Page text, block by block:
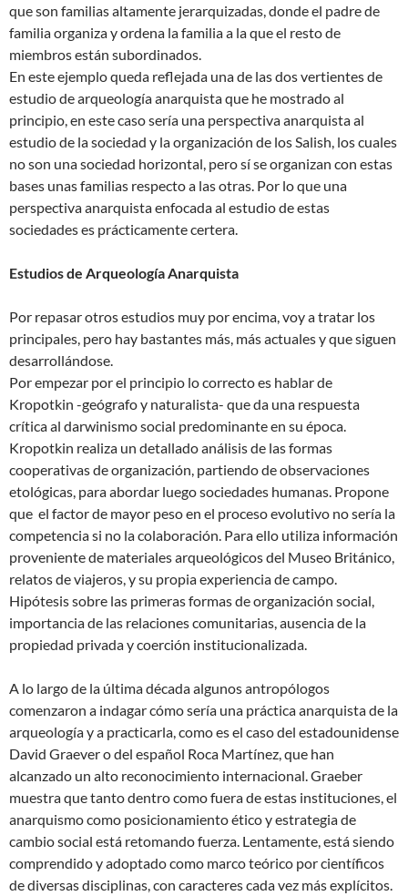
que son familias altamente jerarquizadas, donde el padre de
familia organiza y ordena la familia a la que el resto de
miembros están subordinados.
En este ejemplo queda reflejada una de las dos vertientes de
estudio de arqueología anarquista que he mostrado al
principio, en este caso sería una perspectiva anarquista al
estudio de la sociedad y la organización de los Salish, los cuales
no son una sociedad horizontal, pero sí se organizan con estas
bases unas familias respecto a las otras. Por lo que una
perspectiva anarquista enfocada al estudio de estas
sociedades es prácticamente certera.
Estudios de Arqueología Anarquista
Por repasar otros estudios muy por encima, voy a tratar los
principales, pero hay bastantes más, más actuales y que siguen
desarrollándose.
Por empezar por el principio lo correcto es hablar de
Kropotkin -geógrafo y naturalista- que da una respuesta
crítica al darwinismo social predominante en su época.
Kropotkin realiza un detallado análisis de las formas
cooperativas de organización, partiendo de observaciones
etológicas, para abordar luego sociedades humanas. Propone
que el factor de mayor peso en el proceso evolutivo no sería la
competencia si no la colaboración. Para ello utiliza información
proveniente de materiales arqueológicos del Museo Británico,
relatos de viajeros, y su propia experiencia de campo.
Hipótesis sobre las primeras formas de organización social,
importancia de las relaciones comunitarias, ausencia de la
propiedad privada y coerción institucionalizada.
A lo largo de la última década algunos antropólogos
comenzaron a indagar cómo sería una práctica anarquista de la
arqueología y a practicarla, como es el caso del estadounidense
David Graever o del español Roca Martínez, que han
alcanzado un alto reconocimiento internacional. Graeber
muestra que tanto dentro como fuera de estas instituciones, el
anarquismo como posicionamiento ético y estrategia de
cambio social está retomando fuerza. Lentamente, está siendo
comprendido y adoptado como marco teórico por científicos
de diversas disciplinas, con caracteres cada vez más explícitos.